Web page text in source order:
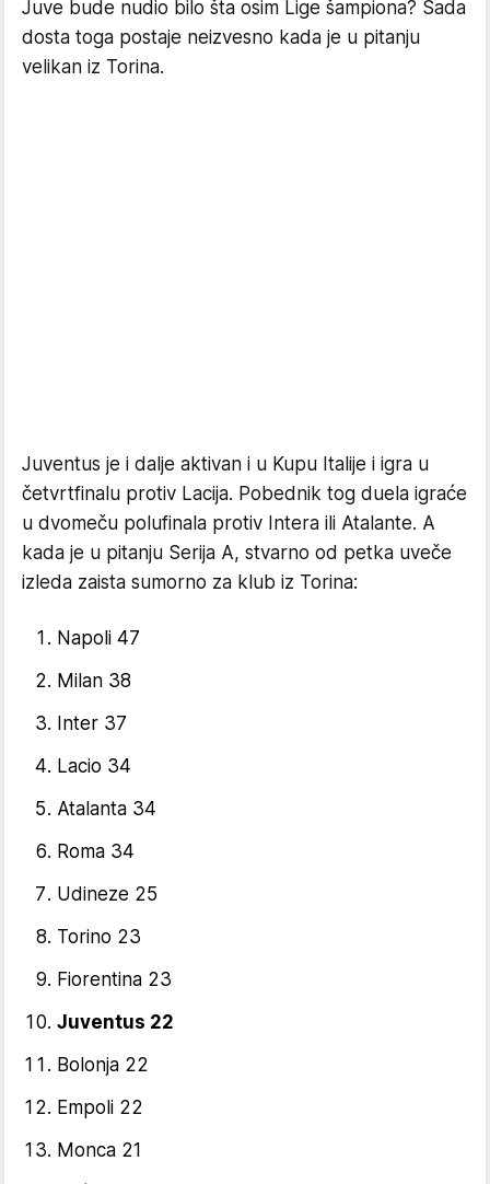
Juve bude nudio bilo šta osim Lige šampiona? Sada
dosta toga postaje neizvesno kada je u pitanju
velikan iz Torina.
Juventus je i dalje aktivan i u Kupu Italije i igra u
četvrtfinalu protiv Lacija. Pobednik tog duela igraće
u dvomeču polufinala protiv Intera ili Atalante. A
kada je u pitanju Serija A, stvarno od petka uveče
izleda zaista sumorno za klub iz Torina:
Napoli 47
Milan 38
Inter 37
Lacio 34
Atalanta 34
Roma 34
Udineze 25
Torino 23
Fiorentina 23
Juventus 22
Bolonja 22
Empoli 22
Monca 21